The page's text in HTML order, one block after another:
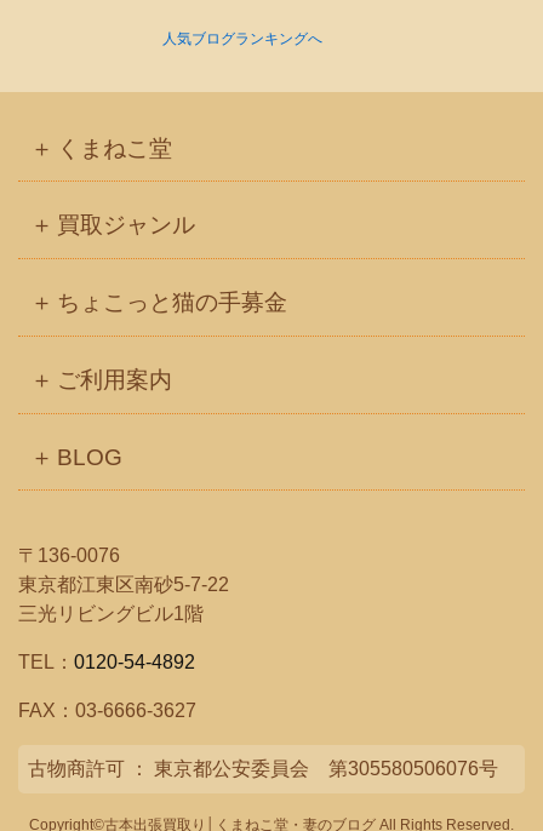
人気ブログランキングへ
くまねこ堂
買取ジャンル
ちょこっと猫の手募金
ご利用案内
BLOG
〒136-0076
東京都江東区南砂5-7-22
三光リビングビル1階
TEL： 0120-54-4892
FAX：03-6666-3627
古物商許可 ： 東京都公安委員会 第305580506076号
Copyright©古本出張買取り│くまねこ堂・妻のブログ All Rights Reserved.